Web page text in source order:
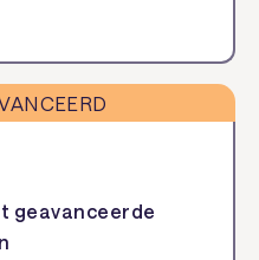
geavanceerde